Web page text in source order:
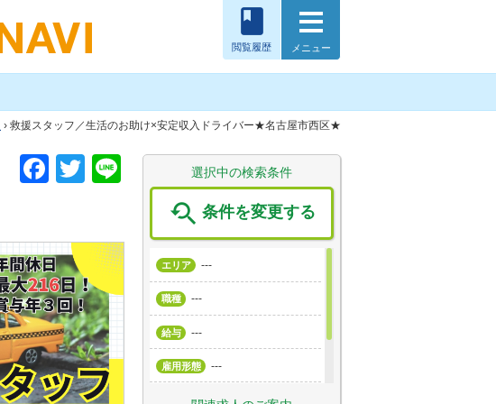
メニュー
book
閲覧履歴
› 救援スタッフ／生活のお助け×安定収入ドライバー★名古屋市西区★
F
e
b
o
o
k
T
er
選択中の検索条件
 条件を変更する
エリア ---
職種 ---
給与 ---
雇用形態 ---
こだわり条件 ---